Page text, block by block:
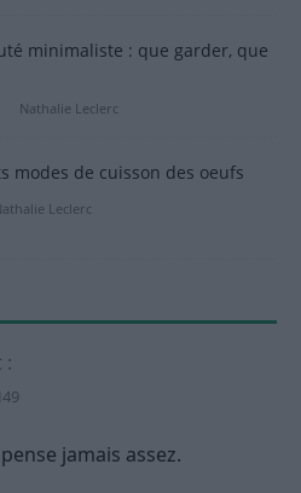
minimaliste : que garder, que
Nathalie Leclerc
modes de cuisson des oeufs
Leclerc
:
jamais assez.